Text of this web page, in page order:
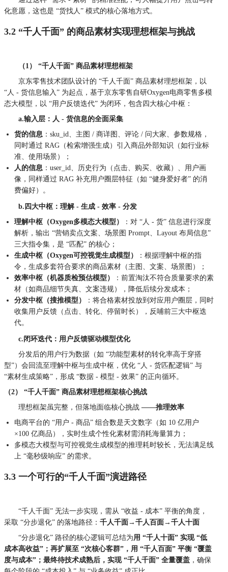
化意愿，这也是 “货找人” 模式的核心落地方式。
3.2 “千人千面” 的商品素材实现理想框架与挑战
（1） “千人千面” 商品素材理想框架
京东零售技术团队设计的 “千人千面” 商品素材理想框架，以
“人 - 货信息输入” 为起点，基于京东零售自研Oxygen电商零售多模
态大模型，以 “用户反馈迭代” 为闭环，包含四大核心中枢：
a.输入层：人 - 货信息的全面采集
货的信息 ：sku_id、主图 / 商详图、评论 / 问大家、参数规格，
同时通过 RAG（检索增强生成）引入商品外部知识（如行业标
准、使用场景）；
人的信息 ：user_id、历史行为（点击、购买、收藏）、用户画
像，同样通过 RAG 补充用户圈层特征（如 “健身爱好者” 的消
费偏好）。
b.四大中枢：理解 - 生成 - 效率 - 分发
理解中枢（Oxygen多模态大模型）
：对 “人 - 货” 信息进行深度
解析，输出 “营销卖点文案、场景图 Prompt、Layout 布局信息”
三大指令集，是 “匹配” 的核心；
生成中枢（Oxygen可控视觉生成模型）
：根据理解中枢的指
令，生成多套符合要求的商品素材（主图、文案、场景图）；
效率中枢（机器质检预估模型）
：前置淘汰不符合质量要求的素
材（如商品细节失真、文案违规），降低后续分发成本；
分发中枢（搜推模型）
：将合格素材投放到对应用户圈层，同时
收集用户反馈（点击、转化、停留时长），反哺前三大中枢迭
代。
c.闭环迭代：用户反馈驱动模型优化
分发后的用户行为数据（如 “功能型素材的转化率高于穿搭
型”）会回流至理解中枢与生成中枢，优化 “人 - 货匹配逻辑” 与
“素材生成策略”，形成 “数据 - 模型 - 效果” 的正向循环。
（2） “千人千面” 商品素材理想框架核心挑战
理想框架虽完整，但落地面临核心挑战 ——推理效率
电商平台的 “用户 - 商品” 组合数是天文数字（如 10 亿用户
×100 亿商品），实时生成个性化素材需消耗海量算力；
多模态大模型与可控视觉生成模型的推理耗时较长，无法满足线
上 “毫秒级响应” 的需求。
3.3 一个可行的“千人千面”演进路径
“千人千面” 无法一步实现，需从 “收益 - 成本” 平衡的角度，
采取 “分步退化” 的落地路径： 千人千面→千人百面→千人十面
“分步退化” 路径的核心逻辑可总结为用 “千人十面” 实现 “低
成本高收益”；再扩展至 “次核心客群”，用 “千人百面” 平衡 “覆盖
度与成本”；最终待技术成熟后，实现 “千人千面” 全量覆盖 ，确保